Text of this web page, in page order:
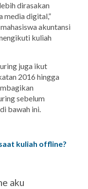
dirasakan
media digital,”
akuntansi
kuliah
juga ikut
2016 hingga
sebelum
bawah ini.
kuliah offline?
aku